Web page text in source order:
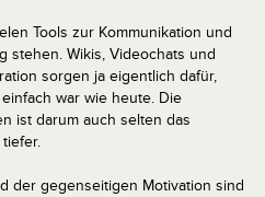
Tools zur Kommunikation und
stehen. Wikis, Videochats und
sorgen ja eigentlich dafür,
war wie heute. Die
ist darum auch selten das
der gegenseitigen Motivation sind